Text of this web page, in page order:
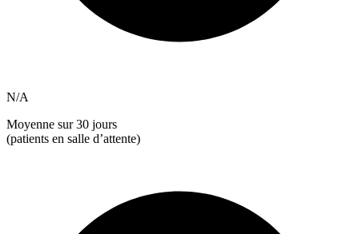
N/A
Moyenne sur 30 jours
(patients en salle d’attente)